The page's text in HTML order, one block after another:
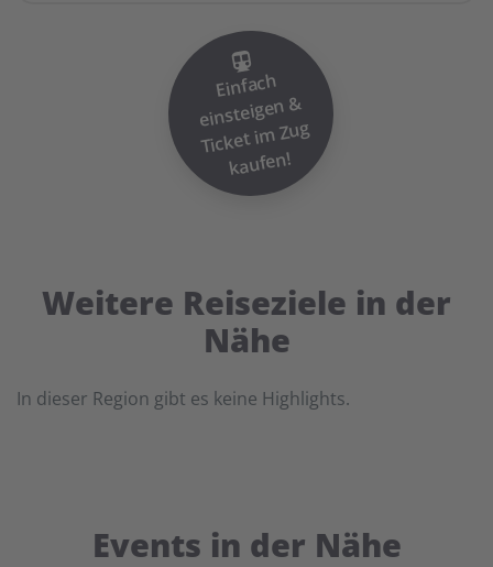
Einfach
einsteigen
&
Ticket i
m Zug
kaufen!
Weitere Reiseziele in der
Nähe
In dieser Region gibt es keine Highlights.
Events in der Nähe